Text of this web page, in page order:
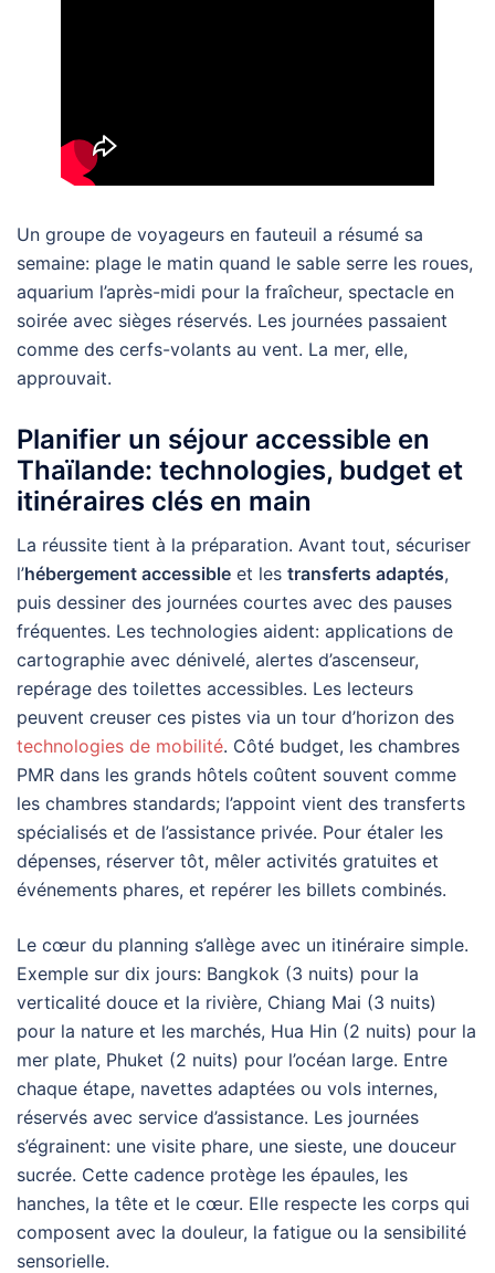
Un groupe de voyageurs en fauteuil a résumé sa
semaine: plage le matin quand le sable serre les roues,
aquarium l’après-midi pour la fraîcheur, spectacle en
soirée avec sièges réservés. Les journées passaient
comme des cerfs-volants au vent. La mer, elle,
approuvait.
Planifier un séjour accessible en
Thaïlande: technologies, budget et
itinéraires clés en main
La réussite tient à la préparation. Avant tout, sécuriser
l’hébergement accessible et les transferts adaptés,
puis dessiner des journées courtes avec des pauses
fréquentes. Les technologies aident: applications de
cartographie avec dénivelé, alertes d’ascenseur,
repérage des toilettes accessibles. Les lecteurs
peuvent creuser ces pistes via un tour d’horizon des
technologies de mobilité. Côté budget, les chambres
PMR dans les grands hôtels coûtent souvent comme
les chambres standards; l’appoint vient des transferts
spécialisés et de l’assistance privée. Pour étaler les
dépenses, réserver tôt, mêler activités gratuites et
événements phares, et repérer les billets combinés.
Le cœur du planning s’allège avec un itinéraire simple.
Exemple sur dix jours: Bangkok (3 nuits) pour la
verticalité douce et la rivière, Chiang Mai (3 nuits)
pour la nature et les marchés, Hua Hin (2 nuits) pour la
mer plate, Phuket (2 nuits) pour l’océan large. Entre
chaque étape, navettes adaptées ou vols internes,
réservés avec service d’assistance. Les journées
s’égrainent: une visite phare, une sieste, une douceur
sucrée. Cette cadence protège les épaules, les
hanches, la tête et le cœur. Elle respecte les corps qui
composent avec la douleur, la fatigue ou la sensibilité
sensorielle.